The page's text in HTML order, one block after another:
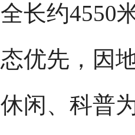
全长约4550
态优先，因
休闲、科普